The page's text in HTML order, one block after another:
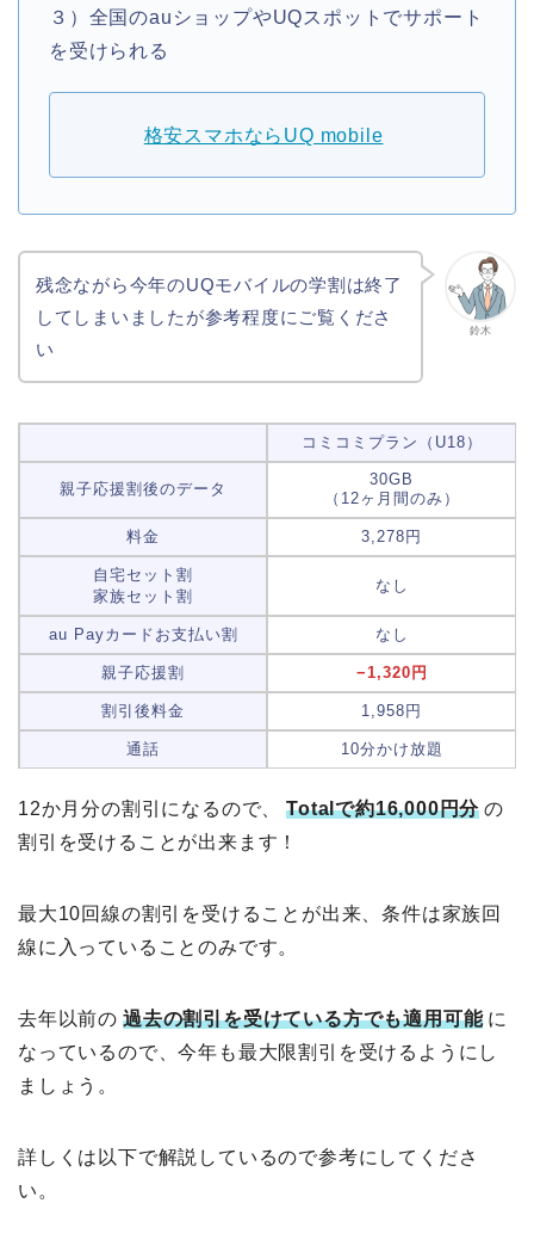
３）全国のauショップやUQスポットでサポート
を受けられる
格安スマホならUQ mobile
鈴木
残念ながら今年のUQモバイルの学割は終了
してしまいましたが参考程度にご覧くださ
い
コミコミプラン（U18）
親子応援割後のデータ
30GB
（12ヶ月間のみ）
料金 3,278円
自宅セット割
家族セット割
なし
au Payカードお支払い割 なし
親子応援割 −1,320円
割引後料金 1,958円
通話 10分かけ放題
12か月分の割引になるので、 Totalで約16,000円分 の
割引を受けることが出来ます！
最大10回線の割引を受けることが出来、条件は家族回
線に入っていることのみです。
去年以前の 過去の割引を受けている方でも適用可能 に
なっているので、今年も最大限割引を受けるようにし
ましょう。
詳しくは以下で解説しているので参考にしてくださ
い。